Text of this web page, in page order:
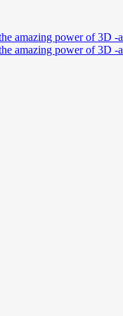
amazing power of 3D -
amazing power of 3D -